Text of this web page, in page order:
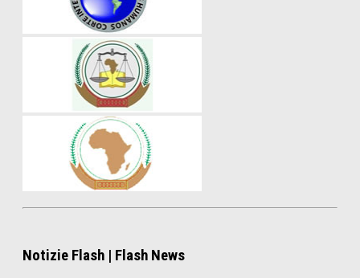
Notizie Flash | Flash News